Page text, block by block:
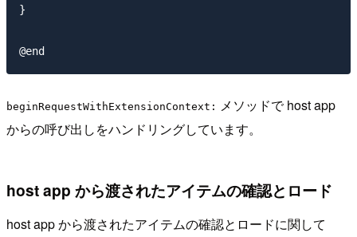
}
beginRequestWithExtensionContext: メソッドで host app
からの呼び出しをハンドリングしています。
host app から渡されたアイテムの確認とロード
host app から渡されたアイテムの確認とロードに関して